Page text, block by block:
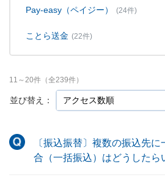
Pay-easy（ペイジー） (24件)
ことら送金 (22件)
並び替え：
11 ～20件（全239件）
〔振込振替〕複数の振込先
合（一括振込）はどうしたら